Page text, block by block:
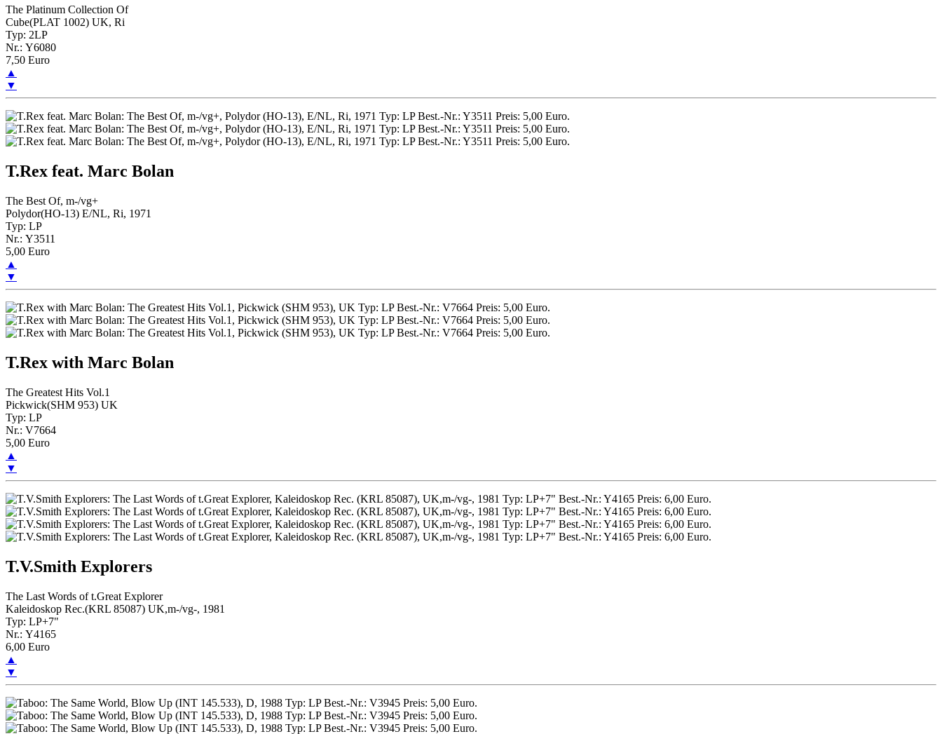
The Platinum Collection Of
Cube(PLAT 1002) UK, Ri
Typ: 2LP
Nr.: Y6080
7,50 Euro
▲
▼
T.Rex feat. Marc Bolan
The Best Of, m-/vg+
Polydor(HO-13) E/NL, Ri, 1971
Typ: LP
Nr.: Y3511
5,00 Euro
▲
▼
T.Rex with Marc Bolan
The Greatest Hits Vol.1
Pickwick(SHM 953) UK
Typ: LP
Nr.: V7664
5,00 Euro
▲
▼
T.V.Smith Explorers
The Last Words of t.Great Explorer
Kaleidoskop Rec.(KRL 85087) UK,m-/vg-, 1981
Typ: LP+7"
Nr.: Y4165
6,00 Euro
▲
▼